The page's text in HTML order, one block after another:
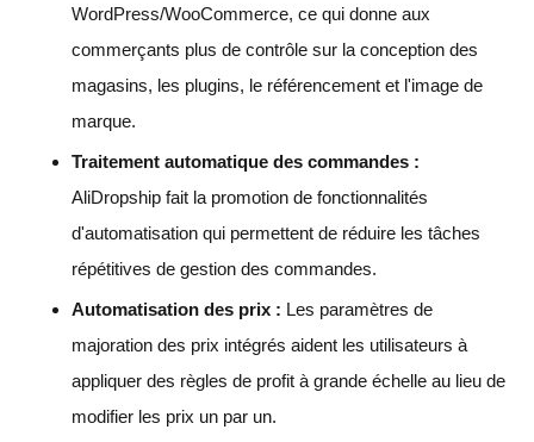
WordPress/WooCommerce, ce qui donne aux
commerçants plus de contrôle sur la conception des
magasins, les plugins, le référencement et l'image de
marque.
Traitement automatique des commandes :
AliDropship fait la promotion de fonctionnalités
d'automatisation qui permettent de réduire les tâches
répétitives de gestion des commandes.
Automatisation des prix : Les paramètres de
majoration des prix intégrés aident les utilisateurs à
appliquer des règles de profit à grande échelle au lieu de
modifier les prix un par un.